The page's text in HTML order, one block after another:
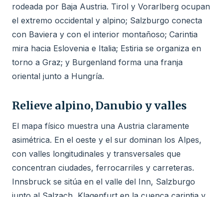
rodeada por Baja Austria. Tirol y Vorarlberg ocupan
el extremo occidental y alpino; Salzburgo conecta
con Baviera y con el interior montañoso; Carintia
mira hacia Eslovenia e Italia; Estiria se organiza en
torno a Graz; y Burgenland forma una franja
oriental junto a Hungría.
Relieve alpino, Danubio y valles
El mapa físico muestra una Austria claramente
asimétrica. En el oeste y el sur dominan los Alpes,
con valles longitudinales y transversales que
concentran ciudades, ferrocarriles y carreteras.
Innsbruck se sitúa en el valle del Inn, Salzburgo